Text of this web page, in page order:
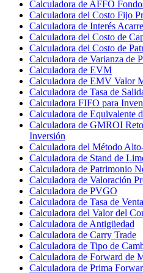
Calculadora de AFFO
Calculadora del Costo Fijo
Calculadora de Interés
Calculadora del Costo de
Calculadora del Costo de
Calculadora de Varianza de
Calculadora de EVM
Calculadora de EMV Valor
Calculadora de Tasa de
Calculadora FIFO para
Calculadora de Equivalente
Calculadora de GMROI
Inversión
Calculadora del Método
Calculadora de Stand de
Calculadora de Patrimonio
Calculadora de Valoración
Calculadora de PVGO
Calculadora de Tasa de Venta
Calculadora del Valor del
Calculadora de Antigüedad
Calculadora de Carry Trade
Calculadora de Tipo de
Calculadora de Forward de
Calculadora de Prima